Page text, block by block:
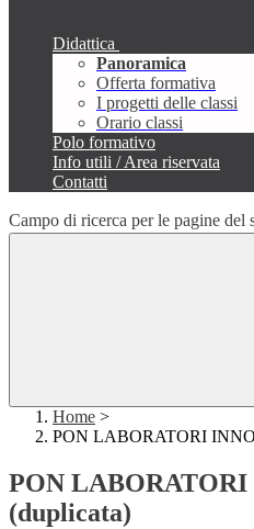
Didattica
Panoramica
Offerta formativa
I progetti delle classi
Orario classi
Polo formativo
Info utili / Area riservata
Contatti
Campo di ricerca per le pagine del
Home >
PON LABORATORI
PON
(duplicata)